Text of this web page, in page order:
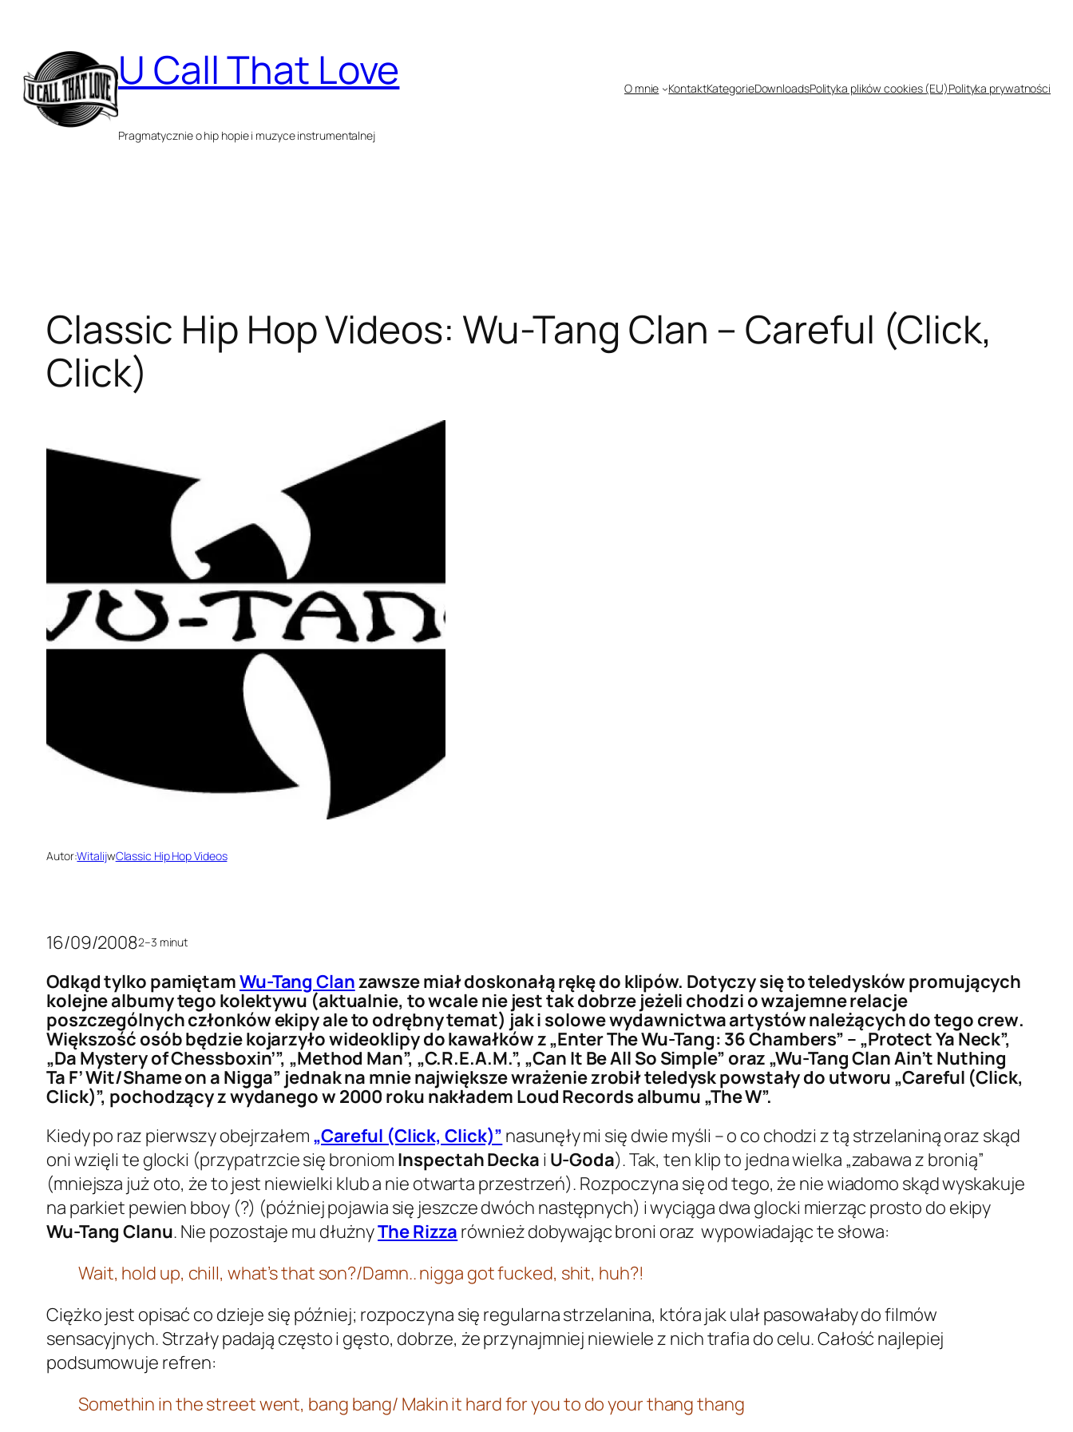
treści
U Call That Love
Pragmatycznie o hip hopie i muzyce instrumentalnej
O mnie KontaktKategorieDownloadsPolityka plików cookies (EU)Polityka prywatności
Classic Hip Hop Videos: Wu-Tang Clan – Careful (Click,
Click)
Autor:WitalijwClassic Hip Hop Videos
16/09/20082–3 minut
Odkąd tylko pamiętamWu-Tang Clanzawsze miał doskonałą rękę do klipów. Dotyczy się to teledysków promujących
kolejne albumy tego kolektywu (aktualnie, to wcale nie jest tak dobrze jeżeli chodzi o wzajemne relacje
poszczególnych członków ekipy ale to odrębny temat) jak i solowe wydawnictwa artystów należących do tego crew.
Większość osób będzie kojarzyło wideoklipy do kawałków z „Enter The Wu-Tang: 36 Chambers” – „Protect Ya Neck”,
„Da Mystery of Chessboxin’”, „Method Man”, „C.R.E.A.M.”, „Can It Be All So Simple” oraz „Wu-Tang Clan Ain’t Nuthing
Ta F’ Wit/Shame on a Nigga” jednak na mnie największe wrażenie zrobił teledysk powstały do utworu „Careful (Click,
Click)”, pochodzący z wydanego w 2000 roku nakładem Loud Records albumu „The W”.
Kiedy po raz pierwszy obejrzałem „Careful (Click, Click)” nasunęły mi się dwie myśli – o co chodzi z tą strzelaniną oraz skąd
oni wzięli te glocki (przypatrzcie się broniom Inspectah Decka i U-Goda). Tak, ten klip to jedna wielka „zabawa z bronią”
(mniejsza już oto, że to jest niewielki klub a nie otwarta przestrzeń). Rozpoczyna się od tego, że nie wiadomo skąd wyskakuje
na parkiet pewien bboy (?) (później pojawia się jeszcze dwóch następnych) i wyciąga dwa glocki mierząc prosto do ekipy
Wu-Tang Clanu. Nie pozostaje mu dłużnyThe Rizza również dobywając broni oraz wypowiadając te słowa:
Wait, hold up, chill, what’s that son?/Damn.. nigga got fucked, shit, huh?!
Ciężko jest opisać co dzieje się później; rozpoczyna się regularna strzelanina, która jak ulał pasowałaby do filmów
sensacyjnych. Strzały padają często i gęsto, dobrze, że przynajmniej niewiele z nich trafia do celu. Całość najlepiej
podsumowuje refren:
Somethin in the street went, bang bang/ Makin it hard for you to do your thang thang